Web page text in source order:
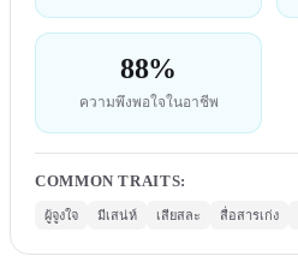
88%
ความพึงพอใจในอาชีพ
COMMON TRAITS:
ผู้จูงใจ มีเสน่ห์ เสียสละ สื่อสารเก่ง